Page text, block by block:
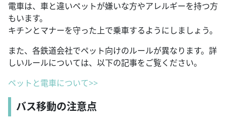
電車は、車と違いペットが嫌いな方やアレルギーを持つ方
もいます。
キチンとマナーを守った上で乗車するようにしましょう。
また、各鉄道会社でペット向けのルールが異なります。詳
しいルールについては、以下の記事をご覧ください。
ペットと電車について>>
バス移動の注意点